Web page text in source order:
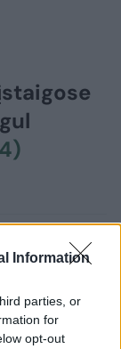
Information
parties, or
for
opt-out